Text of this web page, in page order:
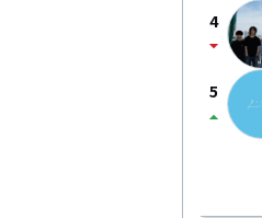
4
arrow_drop_down
5
arrow_drop_up